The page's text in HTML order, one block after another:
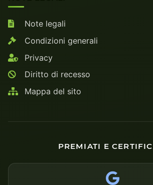
Note legali
Condizioni generali
Privacy
Diritto di recesso
Mappa del sito
PREMIATI E